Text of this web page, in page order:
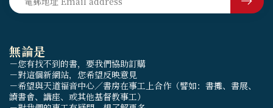
無論是
－您有找不到的書，要我們協助訂購
－對這個新網站，您希望反映意見
－希望與天道福音中心／書房在事工上合作（譬如：書攤、書展、
讀書會、講座、或其他基督教事工）